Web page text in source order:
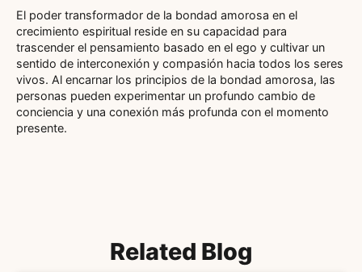
El poder transformador de la bondad amorosa en el
crecimiento espiritual reside en su capacidad para
trascender el pensamiento basado en el ego y cultivar un
sentido de interconexión y compasión hacia todos los seres
vivos. Al encarnar los principios de la bondad amorosa, las
personas pueden experimentar un profundo cambio de
conciencia y una conexión más profunda con el momento
presente.
Related Blog